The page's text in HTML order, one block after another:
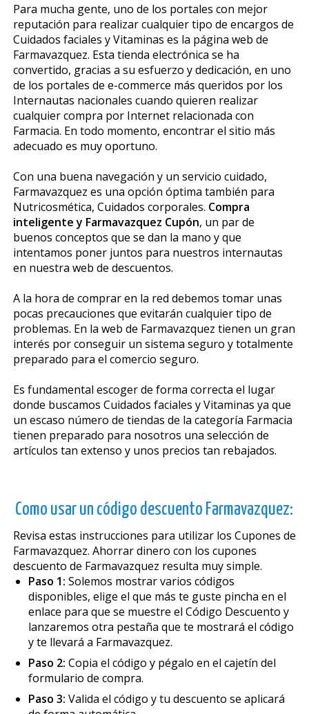
Para mucha gente, uno de los portales con mejor
reputación para realizar cualquier tipo de encargos de
Cuidados faciales y Vitaminas es la página web de
Farmavazquez. Esta tienda electrónica se ha
convertido, gracias a su esfuerzo y dedicación, en uno
de los portales de e-commerce más queridos por los
Internautas nacionales cuando quieren realizar
cualquier compra por Internet relacionada con
Farmacia. En todo momento, encontrar el sitio más
adecuado es muy oportuno.
Con una buena navegación y un servicio cuidado,
Farmavazquez es una opción óptima también para
Nutricosmética, Cuidados corporales. Compra
inteligente y Farmavazquez Cupón, un par de
buenos conceptos que se dan la mano y que
intentamos poner juntos para nuestros internautas
en nuestra web de descuentos.
A la hora de comprar en la red debemos tomar unas
pocas precauciones que evitarán cualquier tipo de
problemas. En la web de Farmavazquez tienen un gran
interés por conseguir un sistema seguro y totalmente
preparado para el comercio seguro.
Es fundamental escoger de forma correcta el lugar
donde buscamos Cuidados faciales y Vitaminas ya que
un escaso número de tiendas de la categoría Farmacia
tienen preparado para nosotros una selección de
artículos tan extenso y unos precios tan rebajados.
Como usar un código descuento Farmavazquez:
Revisa estas instrucciones para utilizar los Cupones de
Farmavazquez. Ahorrar dinero con los cupones
descuento de Farmavazquez resulta muy simple.
Paso 1: Solemos mostrar varios códigos
disponibles, elige el que más te guste pincha en el
enlace para que se muestre el Código Descuento y
lanzaremos otra pestaña que te mostrará el código
y te llevará a Farmavazquez.
Paso 2: Copia el código y pégalo en el cajetín del
formulario de compra.
Paso 3: Valida el código y tu descuento se aplicará